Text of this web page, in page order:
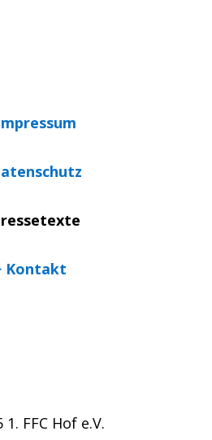
Kontakt
FFC Hof e.V.